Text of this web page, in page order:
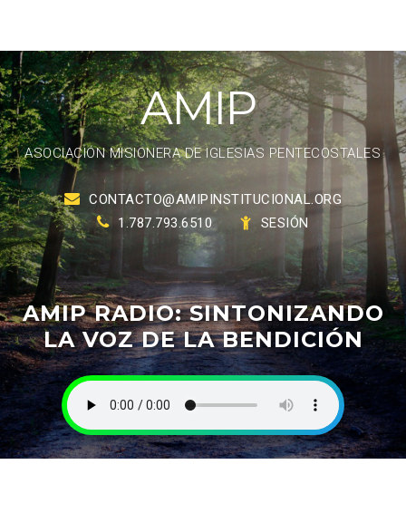
AMIP
ASOCIACIÓN MISIONERA DE IGLESIAS PENTECOSTALES
CONTACTO@AMIPINSTITUCIONAL.ORG
1.787.793.6510
SESIÓN
AMIP RADIO: SINTONIZANDO
LA VOZ DE LA BENDICIÓN